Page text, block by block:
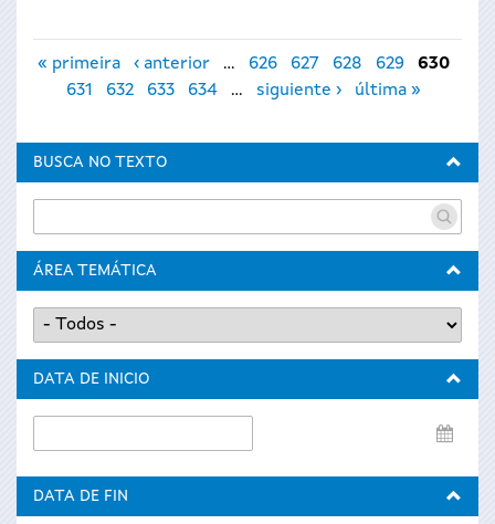
Páginas
« primeira ‹ anterior … 626 627 628 629
630
631
632 633 634 … siguiente › última »
BUSCA NO TEXTO
ÁREA TEMÁTICA
DATA DE INICIO
de
DATA DE FIN